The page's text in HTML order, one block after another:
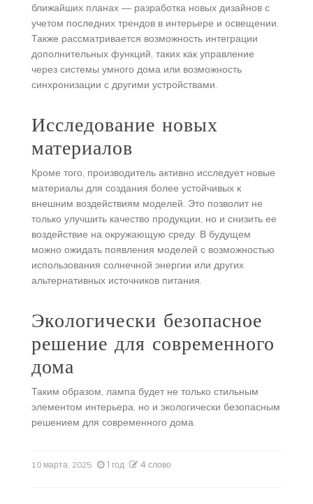
ближайших планах — разработка новых дизайнов с
учетом последних трендов в интерьере и освещении.
Также рассматривается возможность интеграции
дополнительных функций, таких как управление
через системы умного дома или возможность
синхронизации с другими устройствами.
Исследование новых
материалов
Кроме того, производитель активно исследует новые
материалы для создания более устойчивых к
внешним воздействиям моделей. Это позволит не
только улучшить качество продукции, но и снизить ее
воздействие на окружающую среду. В будущем
можно ожидать появления моделей с возможностью
использования солнечной энергии или других
альтернативных источников питания.
Экологически безопасное
решение для современного
дома
Таким образом, лампа будет не только стильным
элементом интерьера, но и экологически безопасным
решением для современного дома.
10 марта, 2025 1 год 4 слово